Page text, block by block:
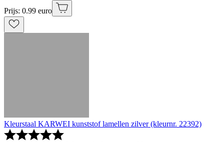
Prijs: 0.99 euro
Kleurstaal KARWEI kunststof lamellen zilver (kleurnr. 22392)